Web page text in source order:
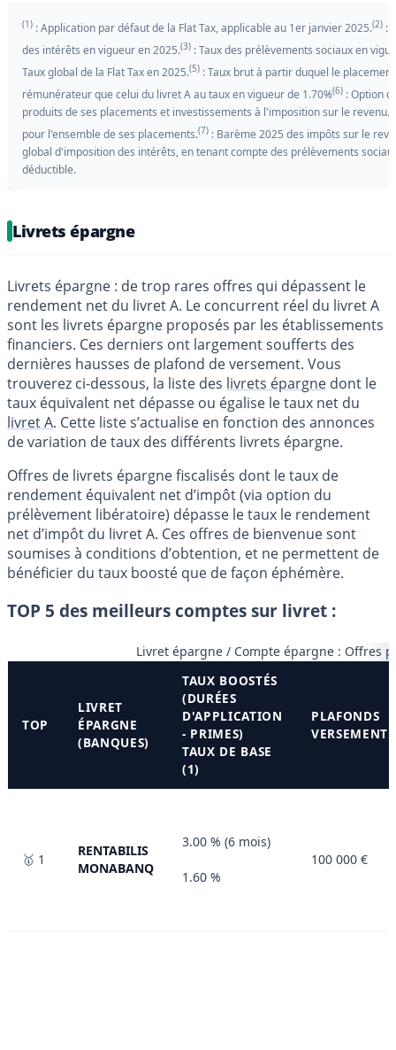
(1) : Application par défaut de la Flat Tax, applicable au 1er janvier 2025.(2) :
des intérêts en vigueur en 2025.(3) : Taux des prélèvements sociaux en
Taux global de la Flat Tax en 2025.(5) : Taux brut à partir duquel le
rémunérateur que celui du livret A au taux en vigueur de 1.70%(6) : Option
produits de ses placements et investissements à l'imposition sur le revenu.
pour l'ensemble de ses placements.(7) : Barème 2025 des impôts sur le
global d'imposition des intérêts, en tenant compte des prélèvements
déductible.
Livrets épargne
Livrets épargne : de trop rares offres qui dépassent le
rendement net du livret A. Le concurrent réel du livret A
sont les livrets épargne proposés par les établissements
financiers. Ces derniers ont largement soufferts des
dernières hausses de plafond de versement. Vous
trouverez ci-dessous, la liste des livrets épargne dont le
taux équivalent net dépasse ou égalise le taux net du
livret A. Cette liste s’actualise en fonction des annonces
de variation de taux des différents livrets épargne.
Offres de livrets épargne fiscalisés dont le taux de
rendement équivalent net d’impôt (via option du
prélèvement libératoire) dépasse le taux le rendement
net d’impôt du livret A. Ces offres de bienvenue sont
soumises à conditions d’obtention, et ne permettent de
bénéficier du taux boosté que de façon éphémère.
TOP 5 des meilleurs comptes sur livret :
Livret épargne / Compte épargne : Offres
TOP
LIVRET
ÉPARGNE
(BANQUES)
TAUX BOOSTÉS
(DURÉES
D'APPLICATION
- PRIMES)
TAUX DE BASE
(1)
PLAFONDS
VERSEMENT
🥇 1
RENTABILIS
MONABANQ
3.00 % (6 mois)
1.60 %
100 000 €